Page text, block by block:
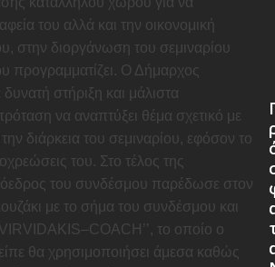
του αλλά και την οικονομική
στην διοργάνωση του σεμιναρίου
προγραμματίζει. Ο Δήμαρχος
στήριξη και μάλιστα
να αναπτύξει θέμα σχετικό με
διάρκεια του σεμιναρίου, εφόσον το
του. Στο τέλος της
του συνδέσμου παρέδωσε στον
με το σήμα του συνδέσμου και
VIRVIDAKIS–COACH ’’, το οποίο ο
θα χρησιμοποιήσει άμεσα καθώς